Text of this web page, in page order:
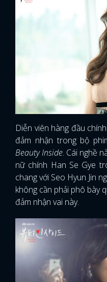
Diễn viên hàng đầu
đảm nhận trong bộ
Beauty Inside. Cái nghề
nữ chính Han Se Gye
chang với Seo Hyun Jin
không cần phải phô bày
đảm nhận vai này.